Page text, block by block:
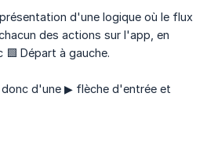
d'une logique où le flux
des actions sur l'app, en
Départ à gauche.
d'une ▶ flèche d'entrée et